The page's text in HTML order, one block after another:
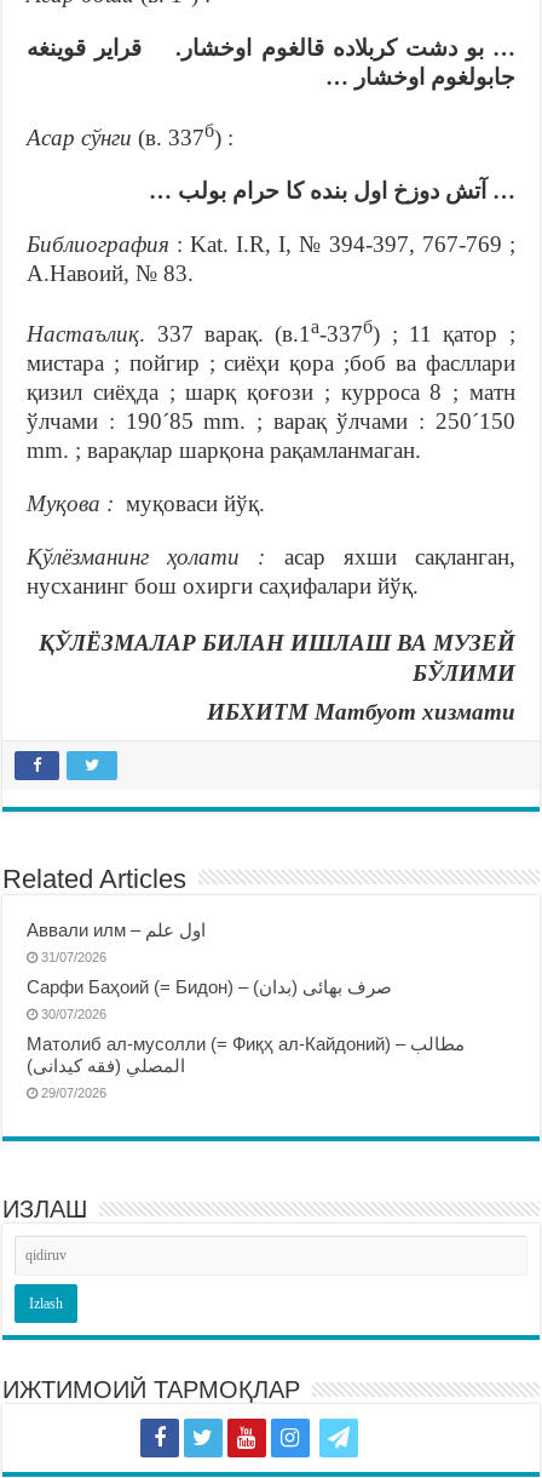
… بو دشت كربلاده قالغوم اوخشار. قراير قوينغه
جابولغوم اوخشار …
Асар сўнги (в. 337б) :
… آتش دوزخ اول بنده كا حرام بولب …
Библиография : Kat. I.R, I, № 394-397, 767-769 ;
А.Навоий, № 83.
Настаълиқ. 337 варақ. (в.1а-337б) ; 11 қатор ;
мистара ; пойгир ; сиёҳи қора ;боб ва фасллари
қизил сиёҳда ; шарқ қоғози ; курроса 8 ; матн
ўлчами : 190´85 mm. ; варақ ўлчами : 250´150
mm. ; варақлар шарқона рақамланмаган.
Муқова : муқоваси йўқ.
Қўлёзманинг ҳолати : асар яхши сақланган,
нусханинг бош охирги саҳифалари йўқ.
ҚЎЛЁЗМАЛАР БИЛАН ИШЛАШ ВА МУЗЕЙ
БЎЛИМИ
ИБХИТМ Матбуот хизмати
Related Articles
Аввали илм – اول علم
31/07/2026
Сарфи Баҳоий (= Бидон) – صرف بهائى (بدان)
30/07/2026
Матолиб ал-мусолли (= Фиқҳ ал-Кайдоний) – مطالب
المصلي (فقه كيدانى)
29/07/2026
ИЗЛАШ
ИЖТИМОИЙ ТАРМОҚЛАР